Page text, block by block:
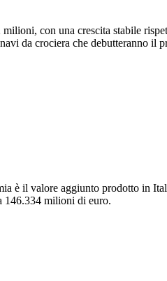
con una crescita stabile
da crociera che debutteranno
è il valore aggiunto prodotto in
146.334 milioni di euro.